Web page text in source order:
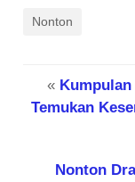
Nonton
«
Temukan
Nonton